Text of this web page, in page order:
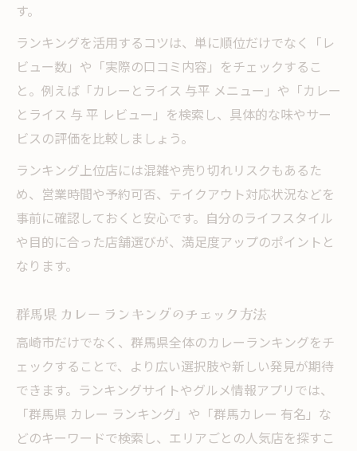
す。
ランキングを活用するコツは、単に順位だけでなく「レ
ビュー数」や「実際の口コミ内容」をチェックするこ
と。例えば「カレーとライス 与平 メニュー」や「カレー
とライス 与 平 レビュー」を検索し、具体的な味やサー
ビスの評価を比較しましょう。
ランキング上位店には混雑や売り切れリスクもあるた
め、営業時間や予約可否、テイクアウト対応状況などを
事前に確認しておくと安心です。自分のライフスタイル
や目的に合った店舗選びが、満足度アップのポイントと
なります。
群馬県 カレー ランキングのチェック方法
高崎市だけでなく、群馬県全体のカレーランキングをチ
ェックすることで、より広い選択肢や新しい発見が期待
できます。ランキングサイトやグルメ情報アプリでは、
「群馬県 カレー ランキング」や「群馬カレー 有名」な
どのキーワードで検索し、エリアごとの人気店を探すこ